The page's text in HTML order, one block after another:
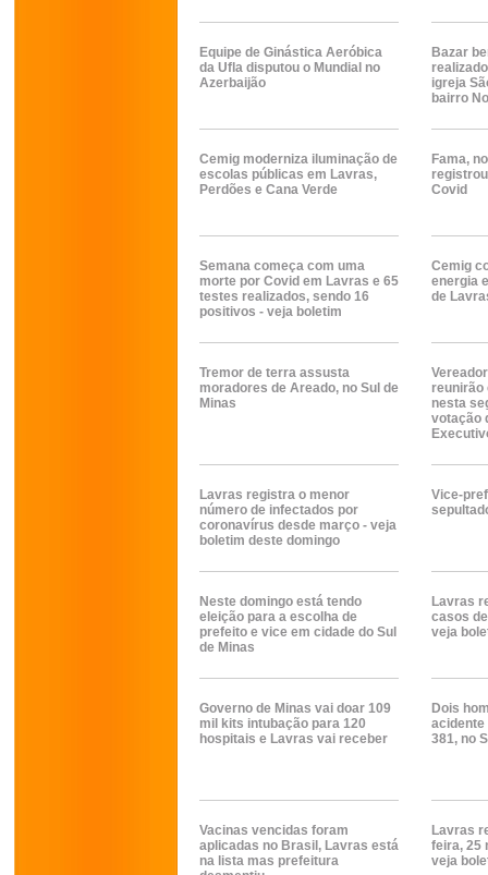
Equipe de Ginástica Aeróbica
da Ufla disputou o Mundial no
Azerbaijão
Bazar
igreja
bairro
Cemig moderniza iluminação de
escolas públicas em Lavras,
Perdões e Cana Verde
Fama,
Covid
Semana começa com uma
morte por Covid em Lavras e 65
testes realizados, sendo 16
positivos - veja boletim
Cemig
energia
de
Tremor de terra assusta
moradores de Areado, no Sul de
Minas
reunirão
nesta
votação
Lavras registra o menor
número de infectados por
coronavírus desde março - veja
boletim deste domingo
Vice-
Neste domingo está tendo
eleição para a escolha de
prefeito e vice em cidade do Sul
de Minas
Lavras
casos
veja
Governo de Minas vai doar 109
mil kits intubação para 120
hospitais e Lavras vai receber
Dois
acidente
381, no
Vacinas vencidas foram
aplicadas no Brasil, Lavras está
na lista mas prefeitura
Lavras
feira, 25
veja